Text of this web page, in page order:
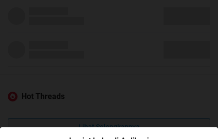
Hot Threads
Lihat Selengkapnya